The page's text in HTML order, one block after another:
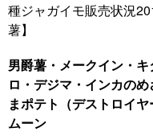
種ジャガイモ販売状況
薯】
男爵薯・メークイン・
ロ・デジマ・インカの
まポテト（デストロイ
ムーン